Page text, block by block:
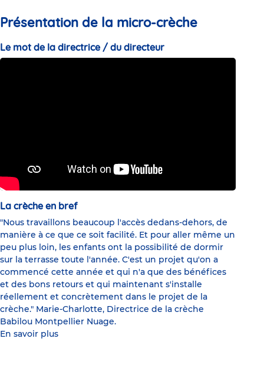
Présentation de la micro-crèche
Le mot de la directrice / du directeur
La crèche en bref
"Nous travaillons beaucoup l'accès dedans-dehors, de
manière à ce que ce soit facilité. Et pour aller même un
peu plus loin, les enfants ont la possibilité de dormir
sur la terrasse toute l'année. C'est un projet qu'on a
commencé cette année et qui n'a que des bénéfices
et des bons retours et qui maintenant s'installe
réellement et concrètement dans le projet de la
crèche." Marie-Charlotte, Directrice de la crèche
Babilou Montpellier Nuage.
En savoir plus